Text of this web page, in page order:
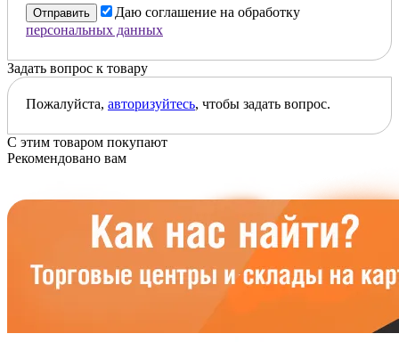
Отправить
Даю соглашение на обработку
персональных данных
Задать вопрос к товару
Пожалуйста, авторизуйтесь, чтобы задать вопрос.
С этим товаром покупают
Рекомендовано вам